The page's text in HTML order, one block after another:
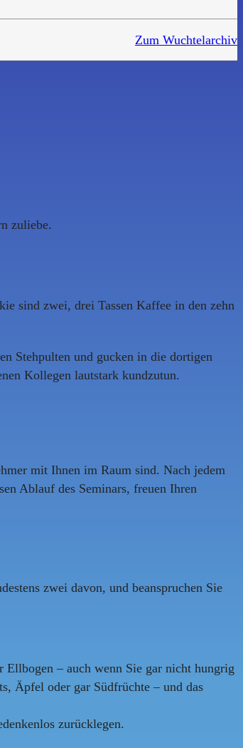
Zum Wuchtelarchiv
zuliebe.
sind zwei, drei Tassen Kaffee in den zehn
Stehpulten und gucken in die dortigen
Kollegen lautstark kundzutun.
mit Ihnen im Raum sind. Nach jedem
Ablauf des Seminars, freuen Ihren
zwei davon, und beanspruchen Sie
– auch wenn Sie gar nicht hungrig
Äpfel oder gar Südfrüchte – und das
zurücklegen.